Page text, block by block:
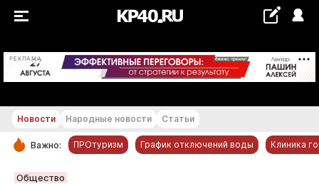
РЕКЛАМА +23...+24 °С
РУБРИКИ
Новости Народные новости Статьи
Важно: ПРОтуризм График отключений воды Клиника
Общество